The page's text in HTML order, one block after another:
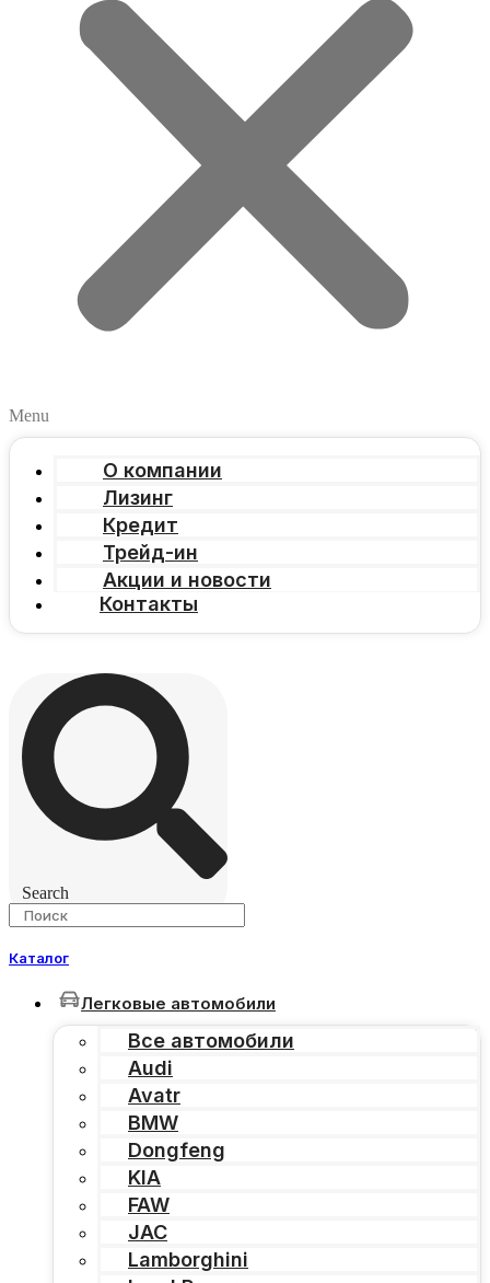
Menu
О компании
Лизинг
Кредит
Трейд-ин
Акции и новости
Контакты
Search
Каталог
Легковые автомобили
Все автомобили
Audi
Avatr
BMW
Dongfeng
KIA
FAW
JAC
Lamborghini